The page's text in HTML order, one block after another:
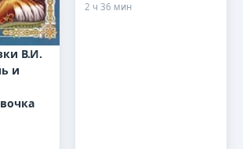
В.И.
и
2 ч 36 мин